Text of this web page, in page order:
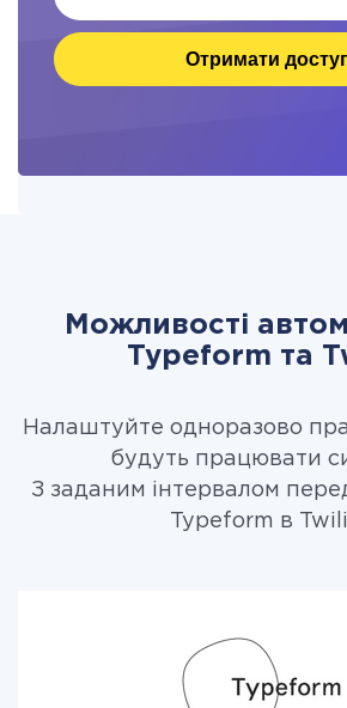
Отримати
Можливості
Typeform та
Налаштуйте одноразово
будуть працювати
З заданим інтервалом
Typeform в